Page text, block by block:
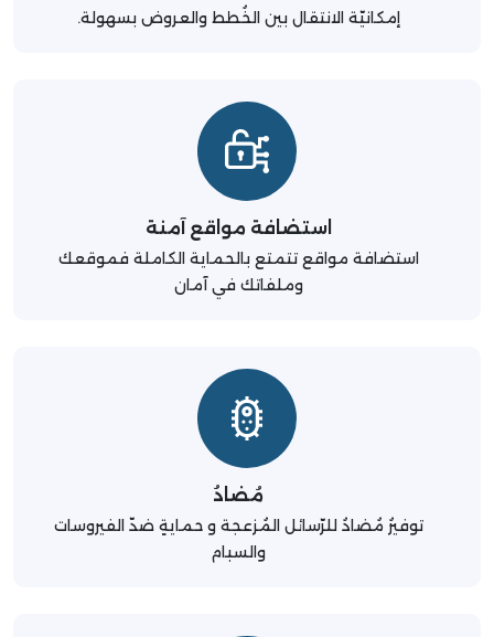
إمكانيّة الانتقال بين الخُطط والعروض بسهولة.
استضافة مواقع آمنة
استضافة مواقع تتمتع بالحماية الكاملة فموقعك
وملفاتك في آمان
مُضادُ
توفيرُ مُضادُ للرّسائل المُزعجة و حمايةٍ ضدّ الفيروسات
والسبام